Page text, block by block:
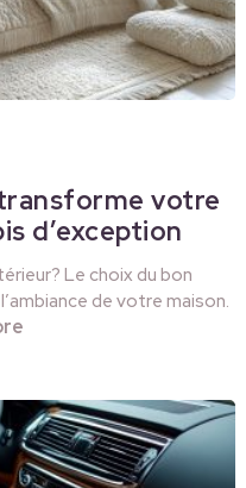
votre
d’exception
Le choix du bon
de votre maison.